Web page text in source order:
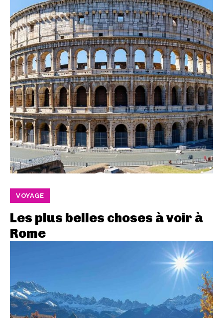
VOYAGE
Les plus belles choses à voir à
Rome